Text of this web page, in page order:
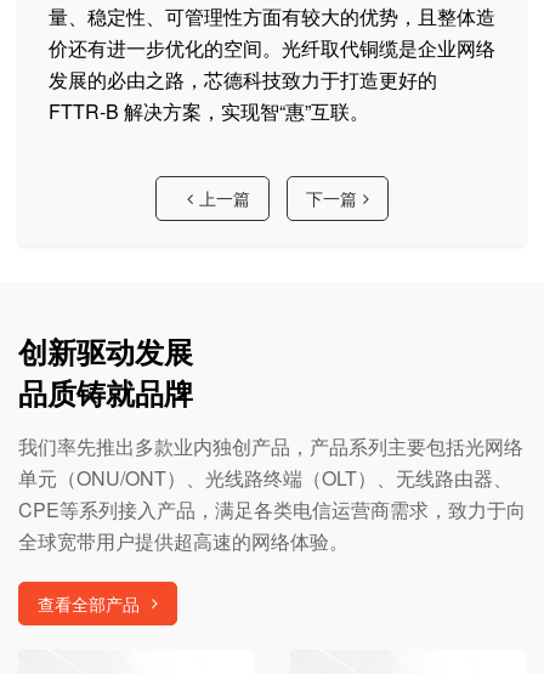
量、稳定性、可管理性方面有较大的优势，且整体造
价还有进一步优化的空间。光纤取代铜缆是企业网络
发展的必由之路，芯德科技致力于打造更好的
FTTR-B 解决方案，实现智“惠”互联。
上一篇 下一篇
创新驱动发展
品质铸就品牌
我们率先推出多款业内独创产品，产品系列主要包括光网络
单元（ONU/ONT）、光线路终端（OLT）、无线路由器、
CPE等系列接入产品，满足各类电信运营商需求，致力于向
全球宽带用户提供超高速的网络体验。
查看全部产品